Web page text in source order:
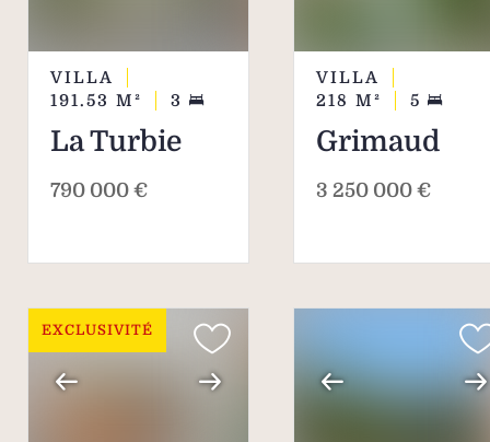
VILLA
191.53 M² 3
La Turbie
790 000 €
VILLA
218 M² 5
Grimaud
3 250 000 €
EXCLUSIVITÉ